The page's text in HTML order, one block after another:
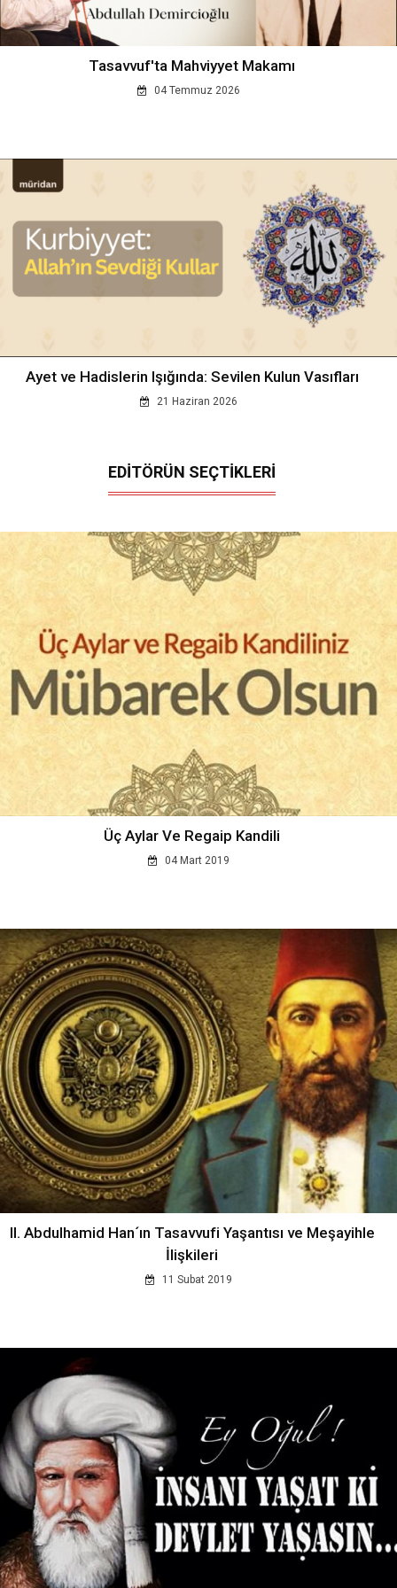
Tasavvuf'ta Mahviyyet Makamı
04 Temmuz 2026
Ayet ve Hadislerin Işığında: Sevilen Kulun Vasıfları
21 Haziran 2026
EDİTÖRÜN SEÇTİKLERİ
Üç Aylar Ve Regaip Kandili
04 Mart 2019
II. Abdulhamid Han´ın Tasavvufi Yaşantısı ve Meşayihle
İlişkileri
11 Subat 2019